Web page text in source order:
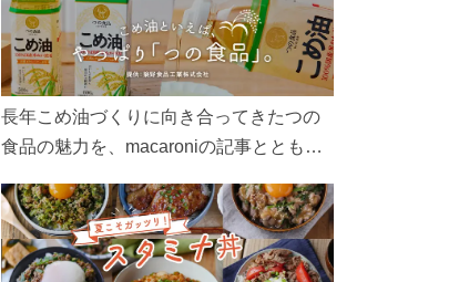
長年こめ油づくりに向き合ってきたつの
食品の魅力を、macaroniの記事とともに
ん、製造現場や品質へのこだわりまで。
こめ油をもっと好きになるコンテンツを
ぜひお楽しみください。